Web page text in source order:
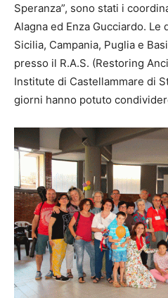
Speranza”, sono stati i
Alagna ed Enza Gucciardo.
Sicilia, Campania, Puglia e
presso il R.A.S. (Restoring
Institute di Castellammare di
giorni hanno potuto